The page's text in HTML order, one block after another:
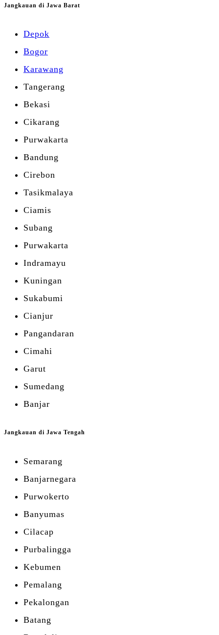
Jangkauan di Jawa Barat
Depok
Bogor
Karawang
Tangerang
Bekasi
Cikarang
Purwakarta
Bandung
Cirebon
Tasikmalaya
Ciamis
Subang
Purwakarta
Indramayu
Kuningan
Sukabumi
Cianjur
Pangandaran
Cimahi
Garut
Sumedang
Banjar
Jangkauan di Jawa Tengah
Semarang
Banjarnegara
Purwokerto
Banyumas
Cilacap
Purbalingga
Kebumen
Pemalang
Pekalongan
Batang